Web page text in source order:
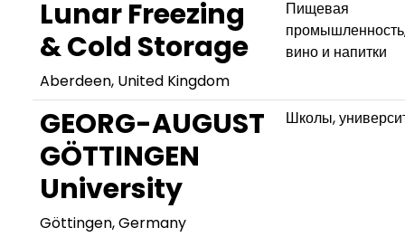
Lunar Freezing
& Cold Storage
Aberdeen, United Kingdom
Пищевая
вино и напитки
GEORG-AUGUST
GÖTTINGEN
University
Göttingen, Germany
Школы,